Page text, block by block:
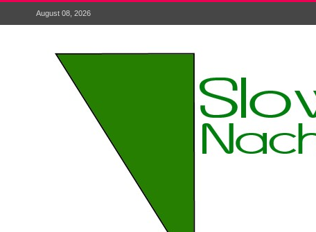
August 08, 2026